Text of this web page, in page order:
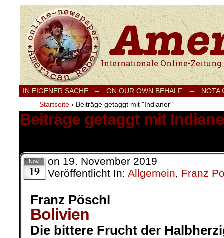
Internationale Onlinezeitung für Frieden,
IN EIGENER SACHE – ON OUR OWN BEHALF –
NOTA
Startseite › Beiträge getaggt mit "Indianer"
Beiträge getaggt mit
Nov.
19
on 19. November 2019
Veröffentlicht In: Allgemein, Franz
Franz Pöschl
Bolivien
Die bittere Frucht der